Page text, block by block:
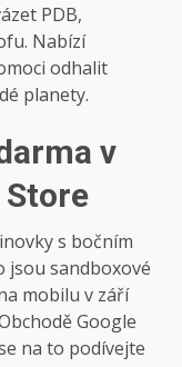
PDB,
Nabízí
odhalit
planety.
v
Store
s bočním
jsou sandboxové
mobilu v září
Google
na to podívejte